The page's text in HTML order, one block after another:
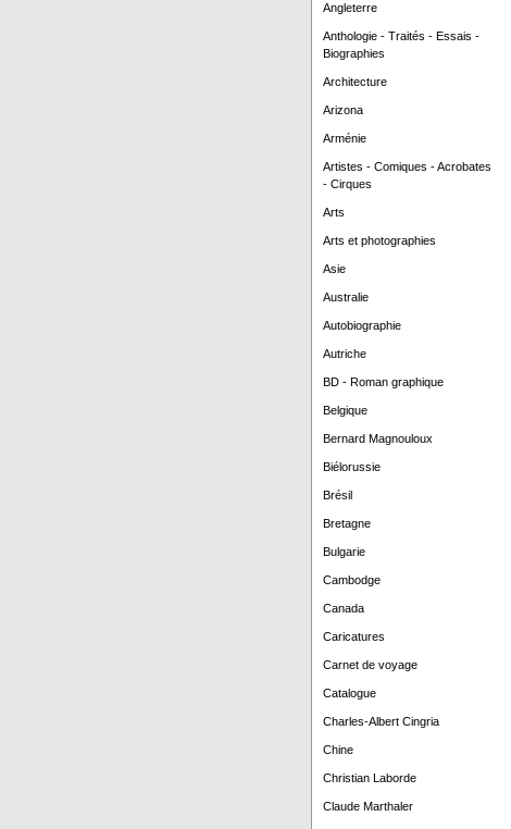
Angleterre
Anthologie - Traités - Essais -
Biographies
Architecture
Arizona
Arménie
Artistes - Comiques - Acrobates
- Cirques
Arts
Arts et photographies
Asie
Australie
Autobiographie
Autriche
BD - Roman graphique
Belgique
Bernard Magnouloux
Biélorussie
Brésil
Bretagne
Bulgarie
Cambodge
Canada
Caricatures
Carnet de voyage
Catalogue
Charles-Albert Cingria
Chine
Christian Laborde
Claude Marthaler